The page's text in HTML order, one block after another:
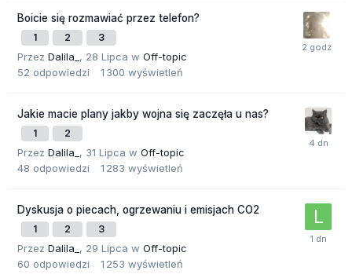
Boicie się rozmawiać przez telefon?
1 2 3
Przez Dalila_ , 28 Lipca w Off-topic
52 odpowiedzi 1 300 wyświetleń
Jakie macie plany jakby wojna się zaczęła u nas?
1 2
Przez Dalila_ , 31 Lipca w Off-topic
48 odpowiedzi 1 283 wyświetleń
Dyskusja o piecach, ogrzewaniu i emisjach CO2
1 2 3
Przez Dalila_ , 29 Lipca w Off-topic
60 odpowiedzi 1 253 wyświetleń